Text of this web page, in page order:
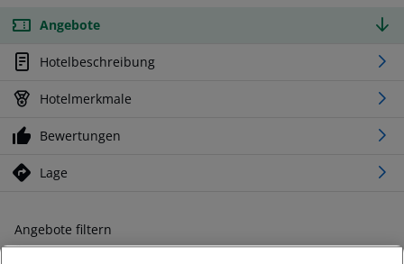
Angebote
Hotelbeschreibung
Hotelmerkmale
Bewertungen
Lage
Angebote filtern
Ändern Sie Ihre Kriterien nach Ihren Wünschen